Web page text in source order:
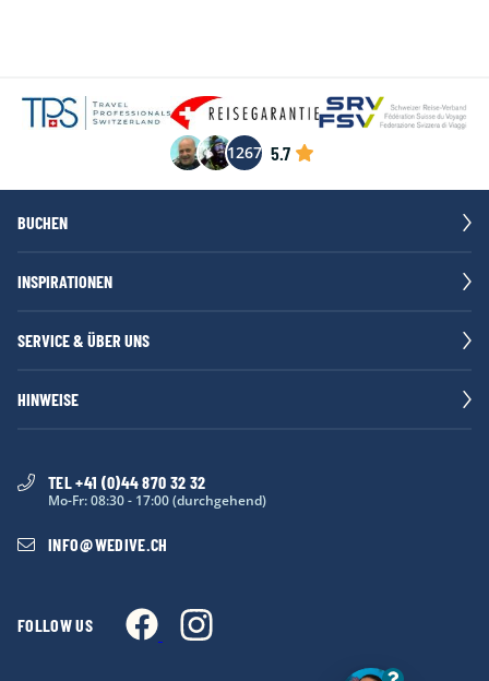
1267 5.7
BUCHEN
INSPIRATIONEN
SERVICE & ÜBER UNS
HINWEISE
TEL +41 (0)44 870 32 32
Mo-Fr: 08:30 - 17:00 (durchgehend)
INFO@WEDIVE.CH
FOLLOW US